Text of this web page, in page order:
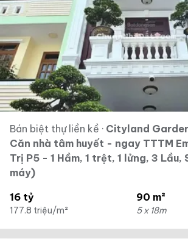
Bán biệt thự liền kề · Cityland Garden
Căn nhà tâm huyết - ngay TTTM
Trị P5 - 1 Hầm, 1 trệt, 1 lửng, 3 Lầu,
máy)
16 tỷ
177.8 triệu/m²
90 m²
5 x 18m